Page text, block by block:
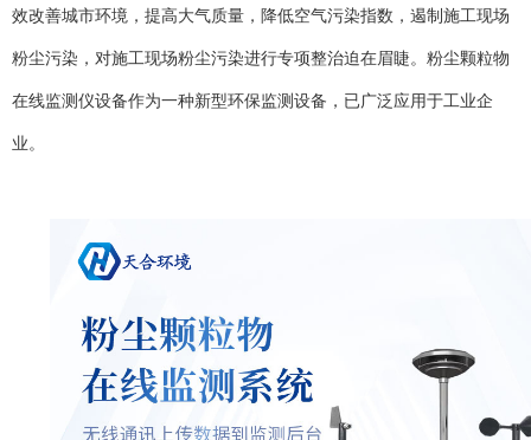
效改善城市环境，提高大气质量，降低空气污染指数，遏制施工现场
粉尘污染，对施工现场粉尘污染进行专项整治迫在眉睫。 粉尘颗粒物
在线监测仪设备作为一种新型环保监测设备，已广泛应用于工业企
业。